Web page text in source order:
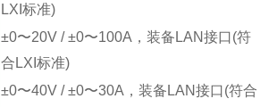
LXI标准)
±0〜20V / ±0〜100A，装备LAN接口(符
合LXI标准)
±0〜40V / ±0〜30A，装备LAN接口(符合